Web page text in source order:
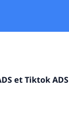
et Tiktok ADS